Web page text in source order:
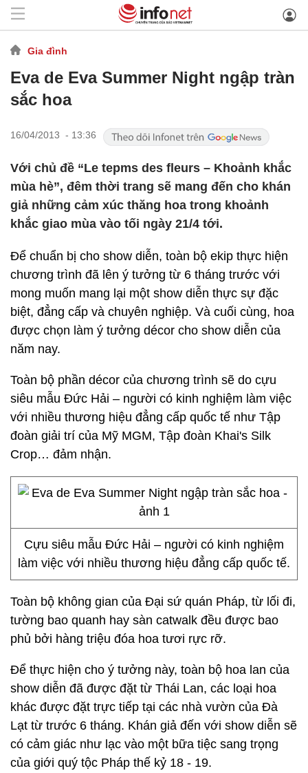
Gia đình
Eva de Eva Summer Night ngập tràn
sắc hoa
16/04/2013 - 13:36
Với chủ đề “Le tepms des fleurs – Khoảnh khắc
mùa hè”, đêm thời trang sẽ mang đến cho khán
giả những cảm xúc thăng hoa trong khoảnh
khắc giao mùa vào tối ngày 21/4 tới.
Để chuẩn bị cho show diễn, toàn bộ ekip thực hiện
chương trình đã lên ý tưởng từ 6 tháng trước với
mong muốn mang lại một show diễn thực sự đặc
biệt, đẳng cấp và chuyên nghiệp. Và cuối cùng, hoa
được chọn làm ý tưởng décor cho show diễn của
năm nay.
Toàn bộ phần décor của chương trình sẽ do cựu
siêu mẫu Đức Hải – người có kinh nghiệm làm việc
với nhiều thương hiệu đẳng cấp quốc tế như Tập
đoàn giải trí của Mỹ MGM, Tập đoàn Khai's Silk
Crop… đảm nhận.
Cựu siêu mẫu Đức Hải – người có kinh nghiệm
làm việc với nhiều thương hiệu đẳng cấp quốc tế.
Toàn bộ không gian của Đại sứ quán Pháp, từ lối đi,
tường bao quanh hay sàn catwalk đều được bao
phủ bởi hàng triệu đóa hoa tươi rực rỡ.
Để thực hiện cho ý tưởng này, toàn bộ hoa lan của
show diễn đã được đặt từ Thái Lan, các loại hoa
khác được đặt trực tiếp tại các nhà vườn của Đà
Lạt từ trước 6 tháng. Khán giả đến với show diễn sẽ
có cảm giác như lạc vào một bữa tiệc sang trọng
của giới quý tộc Pháp thế kỷ 18 - 19.